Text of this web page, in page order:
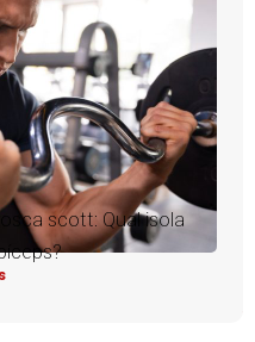
scott: Qual isola